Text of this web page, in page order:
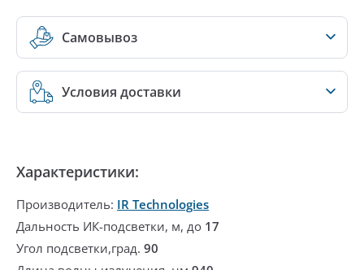
Самовывоз
Условия доставки
Характеристики:
Производитель: IR Technologies
Дальность ИК-подсветки, м, до 17
Угол подсветки,град. 90